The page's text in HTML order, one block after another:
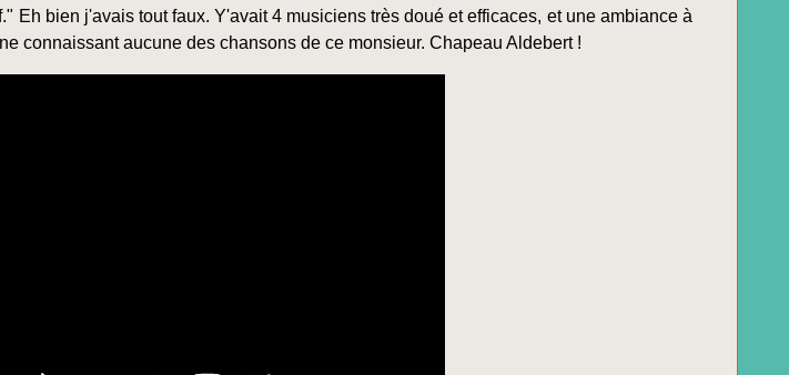
Eh bien j'avais tout faux. Y'avait 4 musiciens très doué et efficaces, et une ambiance à
connaissant aucune des chansons de ce monsieur. Chapeau Aldebert !